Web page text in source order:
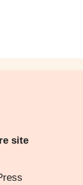
site